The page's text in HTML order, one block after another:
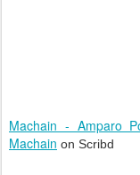
Machain - Amparo
Machain on Scribd